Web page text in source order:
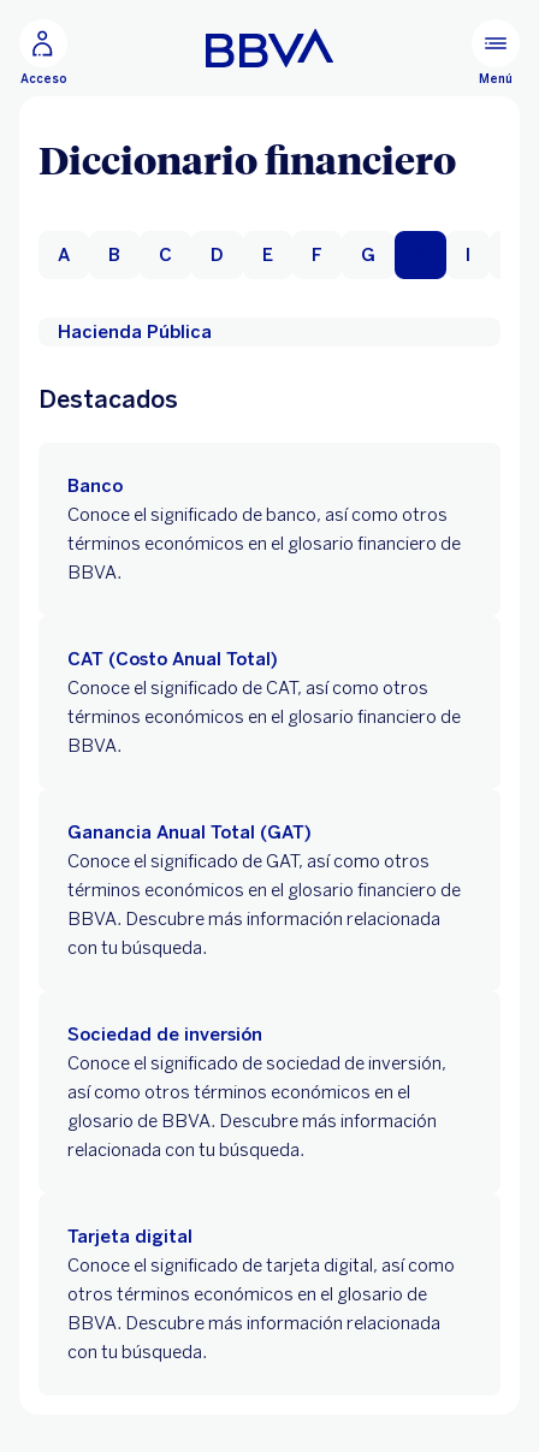
Acceso Menú
Diccionario financiero
A B C D E F G I
Hacienda Pública
Destacados
Banco
Conoce el significado de banco, así como otros
términos económicos en el glosario financiero de
BBVA.
CAT (Costo Anual Total)
Conoce el significado de CAT, así como otros
términos económicos en el glosario financiero de
BBVA.
Ganancia Anual Total (GAT)
Conoce el significado de GAT, así como otros
términos económicos en el glosario financiero de
BBVA. Descubre más información relacionada
con tu búsqueda.
Sociedad de inversión
Conoce el significado de sociedad de inversión,
así como otros términos económicos en el
glosario de BBVA. Descubre más información
relacionada con tu búsqueda.
Tarjeta digital
Conoce el significado de tarjeta digital, así como
otros términos económicos en el glosario de
BBVA. Descubre más información relacionada
con tu búsqueda.